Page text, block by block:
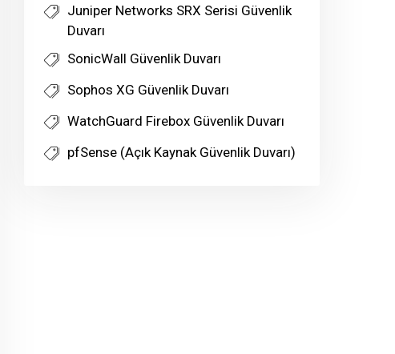
Juniper Networks SRX Serisi Güvenlik
Duvarı
SonicWall Güvenlik Duvarı
Sophos XG Güvenlik Duvarı
WatchGuard Firebox Güvenlik Duvarı
pfSense (Açık Kaynak Güvenlik Duvarı)